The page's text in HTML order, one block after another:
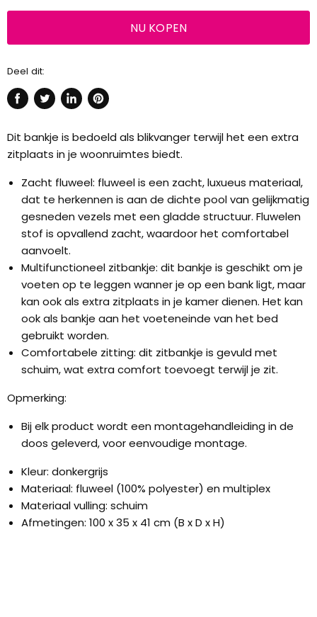
NU KOPEN
Deel dit:
Delen
Facebook
Tweet
Twitter
Deel
LinkedIn
Pin
Pinterest
Dit bankje is bedoeld als blikvanger terwijl het een extra
zitplaats in je woonruimtes biedt.
Zacht fluweel: fluweel is een zacht, luxueus materiaal,
dat te herkennen is aan de dichte pool van gelijkmatig
gesneden vezels met een gladde structuur. Fluwelen
stof is opvallend zacht, waardoor het comfortabel
aanvoelt.
Multifunctioneel zitbankje: dit bankje is geschikt om je
voeten op te leggen wanner je op een bank ligt, maar
kan ook als extra zitplaats in je kamer dienen. Het kan
ook als bankje aan het voeteneinde van het bed
gebruikt worden.
Comfortabele zitting: dit zitbankje is gevuld met
schuim, wat extra comfort toevoegt terwijl je zit.
Opmerking:
Bij elk product wordt een montagehandleiding in de
doos geleverd, voor eenvoudige montage.
Kleur: donkergrijs
Materiaal: fluweel (100% polyester) en multiplex
Materiaal vulling: schuim
Afmetingen: 100 x 35 x 41 cm (B x D x H)